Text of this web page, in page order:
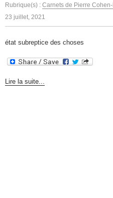
Rubrique(s) : Carnets de Pierre
23 juillet, 2021
état subreptice des choses
Lire la suite...